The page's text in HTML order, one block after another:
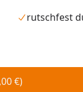
rutschfest
€)